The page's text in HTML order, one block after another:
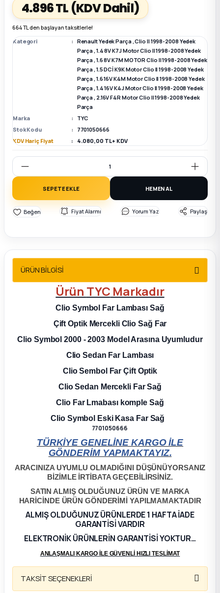
Parça
Parça
Sedan
Parça
Parça
Parça
4.896 TL (KDV Dahil)
664 TL den başlayan taksitlerle!
Kategori
Renault Yedek Parça,Clio II 1998-2008 Yedek
Parça,1.4 8V K7J Motor Clio II 1998-2008 Yedek
Parça,1.6 8V K7M MOTOR Clio II 1998-2008 Yedek
Parça,1.5 DCİ K9K Motor Clio II 1998-2008 Yedek
Parça,1.6 16V K4M Motor Clio II 1998-2008 Yedek
Parça,1.4 16V K4J Motor Clio II 1998-2008 Yedek
Parça, 2.16V F4R Motor Clio II 1998-2008 Yedek
Parça
Marka
TYC
Stok Kodu
7701050666
KDV Hariç Fiyat
4.080,00 TL + KDV
SEPETE EKLE HEMEN AL
Fiyat Alarmı Yorum Yaz Paylaş
ÜRÜN BİLGİSİ
Ürün TYC Markadır
Clio Symbol Far Lambası Sağ
Çift Optik Mercekli Clio Sağ Far
Clio Symbol 2000 - 2003 Model Arasına Uyumludur
Clio Sedan Far Lambası
Clio Sembol Far Çift Optik
Clio Sedan Mercekli Far Sağ
Clio Far Lmabası komple Sağ
Clio Symbol Eski Kasa Far Sağ
7701050666
TÜRKİYE GENELİNE KARGO İLE
GÖNDERİM YAPMAKTAYIZ.
ARACINIZA UYUMLU OLMADIĞINI DÜŞÜNÜYORSANIZ
BİZİMLE İRTİBATA GEÇEBİLİRSİNİZ.
SATIN ALMIŞ OLDUĞUNUZ ÜRÜN VE MARKA
HARİCİNDE ÜRÜN GÖNDERİMİ YAPILMAMAKTADIR
ALMIŞ OLDUĞUNUZ ÜRÜNLERDE 1 HAFTA İADE
GARANTİSİ VARDIR
ELEKTRONİK ÜRÜNLERİN GARANTİSİ YOKTUR…
ANLAŞMALI KARGO İLE GÜVENLİ HIZLI TESLİMAT
TAKSİT SEÇENEKLERİ